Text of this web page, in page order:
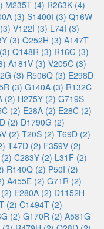
M235T (4) R263K (4)
(3) S1400I (3) Q16W
V122I (3) L74I (3)
(3) Q252H (3) A147T
Q148R (3) R16G (3)
A181V (3) V205C (3)
(3) R506Q (3) E298D
(3) G140A (3) R132C
(2) H275Y (2) G719S
(2) E28A (2) E28C (2)
(2) D1790G (2)
(2) T20S (2) T69D (2)
T47D (2) F359V (2)
C283Y (2) L31F (2)
R140Q (2) P50I (2)
A455E (2) G71R (2)
E280A (2) D1152H
(2) C1494T (2)
(2) G170R (2) A581G